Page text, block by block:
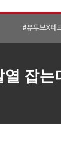
#유투브X테
잡는